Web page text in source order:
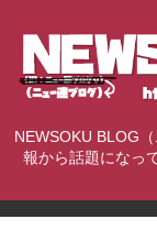
NEWSOKU BLOG
報から話題になっ